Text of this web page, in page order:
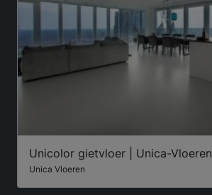
Unicolor gietvloer | Unica-Vloeren
Unica Vloeren